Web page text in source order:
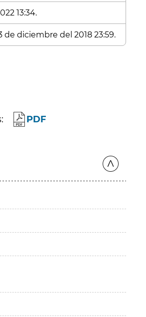
13:34.
diciembre del 2018 23:59.
PDF